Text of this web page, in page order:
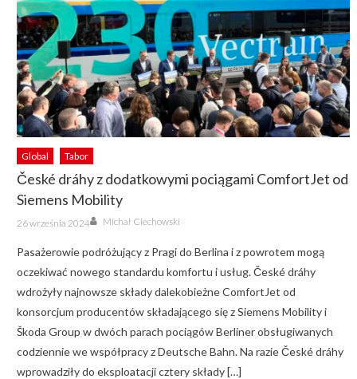
Global Tabor
České dráhy z dodatkowymi pociągami ComfortJet od
Siemens Mobility
Posted
on
26 września 2024 Author
Michał Ciechowski
Pasażerowie podróżujący z Pragi do Berlina i z powrotem mogą
oczekiwać nowego standardu komfortu i usług. České dráhy
wdrożyły najnowsze składy dalekobieżne ComfortJet od
konsorcjum producentów składającego się z Siemens Mobility i
Škoda Group w dwóch parach pociągów Berliner obsługiwanych
codziennie we współpracy z Deutsche Bahn. Na razie České dráhy
wprowadziły do eksploatacji cztery składy […]